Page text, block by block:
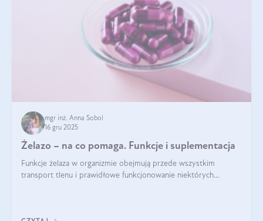
mgr inż. Anna Sobol
16 gru 2025
Żelazo – na co pomaga. Funkcje i suplementacja
Funkcje żelaza w organizmie obejmują przede wszystkim
transport tlenu i prawidłowe funkcjonowanie niektórych